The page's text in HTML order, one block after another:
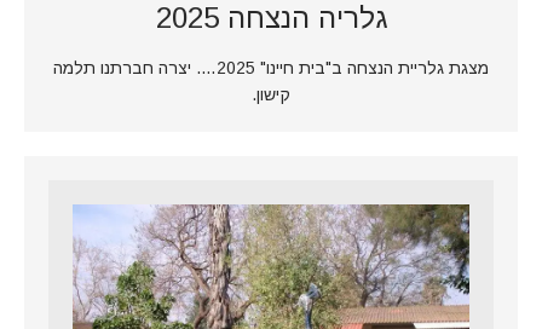
גלריה הנצחה 2025
מצגת גלריית הנצחה ב"בית חיינו" 2025…. יצרה חברתנו תלמה
קישון.